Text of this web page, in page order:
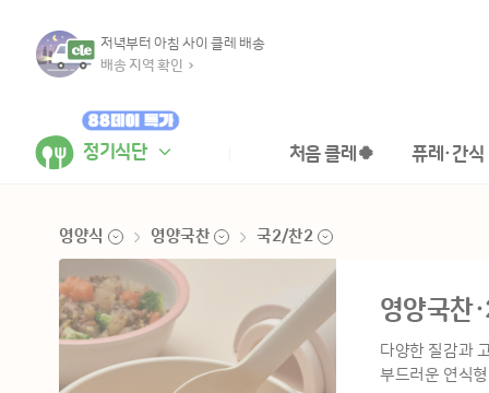
저녁부터 아침 사이 클레 배송
배송 지역 확인
정기식단 처음 클레🍀 퓨레·간식
영양식
이유식
영양식
패키지
퓨레&요거트
영양국찬
영양밥
영양국
영양밥국찬
영양밥국
국2/찬2
국2/찬2
영양국찬
다양한 질감과
부드러운 연식